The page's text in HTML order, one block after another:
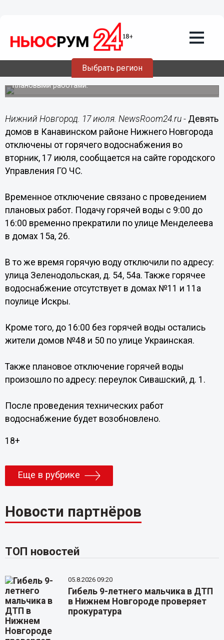
Выбрать регион
17.07.201810:59
9 домов в Канавинском районе
остались без горячей воды 17 июля
Отключение горячего водоснабжения связано с
плановыми работами.
Нижний Новгород. 17 июля. NewsRoom24.ru - Девять
домов в Канавинском районе Нижнего Новгорода
отключены от горячего водоснабжения во
вторник, 17 июля, сообщается на сайте городского
Управления ГО ЧС.
Временное отключение связано с проведением
плановых работ. Подачу горячей воды с 9:00 до
16:00 временно прекратили по улице Менделеева
в домах 15а, 26.
В то же время горячую воду отключили по адресу:
улица Зеленодольская, д. 54, 54а. Также горячее
водоснабжение отсутствует в домах №11 и 11а
поулице Искры.
Кроме того, до 16:00 без горячей воды остались
жители домов №48 и 50 по улице Украинская.
Также плановое отключение горячей воды
произошло по адресу: переулок Сивашский, д. 1.
После проведения технических работ
водоснабжение будет возобновлено.
18+
Еще в рубрике
Новости партнёров
ТОП новостей
05.8.2026 09:20
Гибель 9-летнего мальчика в ДТП
в Нижнем Новгороде проверяет
прокуратура